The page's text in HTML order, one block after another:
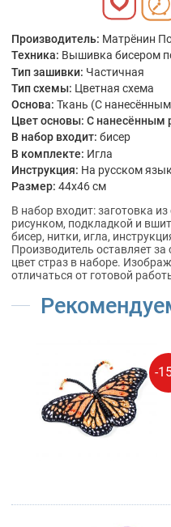
Производитель: Матрёнин
Техника: Вышивка бисером
Тип зашивки: Частичная
Тип схемы: Цветная схема
Основа: Ткань (С
Цвет основы: С нанесённым
В набор входит: бисер
В комплекте: Игла
Инструкция: На русском
Размер: 44x46 см
В набор входит: заготовка
рисунком, подкладкой и
бисер, нитки, игла,
Производитель оставляет
цвет страз в наборе.
отличаться от готовой
-